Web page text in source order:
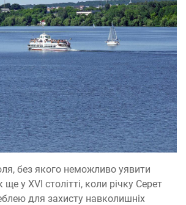
без якого неможливо уявити
у XVI столітті, коли річку Серет
для захисту навколишніх